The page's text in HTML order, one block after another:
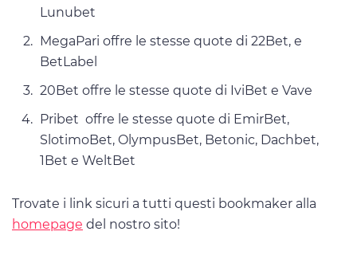
Lunubet
MegaPari offre le stesse quote di 22Bet, e
BetLabel
20Bet offre le stesse quote di IviBet e Vave
Pribet offre le stesse quote di EmirBet,
SlotimoBet, OlympusBet, Betonic, Dachbet,
1Bet e WeltBet
Trovate i link sicuri a tutti questi bookmaker alla
homepage del nostro sito!